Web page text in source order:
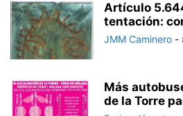
Artículo
tentación:
JMM Caminero -
Más
de la Torre